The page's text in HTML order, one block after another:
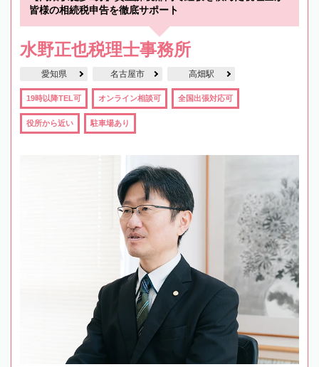
皆様の相続税申告を徹底サポート
水野正也税理士事務所
愛知県 名古屋市 高畑駅
19時以降TEL可 オンライン相談可 全国出張対応可
役所から近い 駐車場あり